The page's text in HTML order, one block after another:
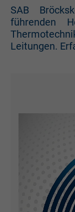
SAB
führenden
Leitungen.